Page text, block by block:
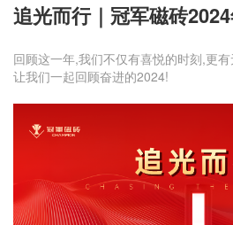
追光而行｜冠军磁砖
回顾这一年,我们不仅有喜悦的时刻,更
让我们一起回顾奋进的2024!